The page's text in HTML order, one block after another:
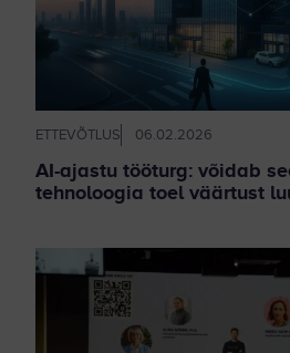
ETTEVÕTLUS 06.02.2026
AI-ajastu tööturg: võidab
tehnoloogia toel väärtust